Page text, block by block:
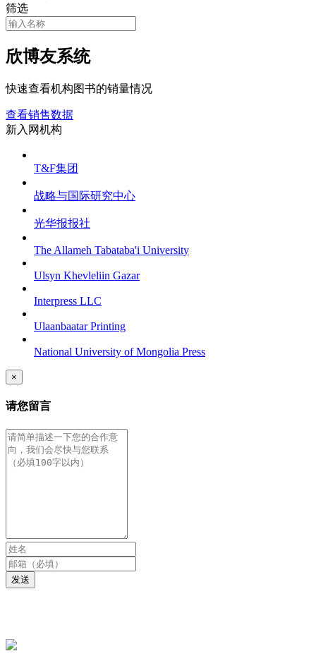
筛选
欣博友系统
快速查看机构图书的销量情况
查看销售数据
新入网机构
T&F集团
战略与国际研究中心
光华报报社
The Allameh Tabataba'i University
Ulsyn Khevleliin Gazar
Interpress LLC
Ulaanbaatar Printing
National University of Mongolia Press
×
请您留言
发送